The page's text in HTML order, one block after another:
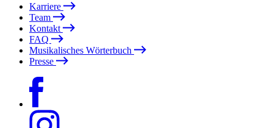
Karriere
Team
Kontakt
FAQ
Musikalisches Wörterbuch
Presse